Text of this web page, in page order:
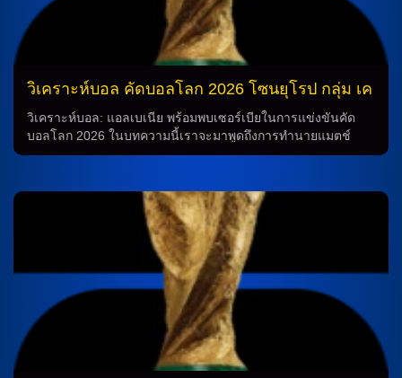
ทีมชาติสเปน เมื่อมองไปที่ฟอร์มล่าสุดที่แข็งแกร่งต่อเนื่อง และ
การเชื่อมั่นที่สูงขึ้น จึงทำให้เขามีความพร้อมที่จะแข่งขันอย่างดี
กับโปรตุเกส ในขณะเดียวกัน ทีมชาติโปรตุเกสก็ไม่เห็นว่าจะ
ทำให้ชะตากรรมของเกมเป็นไปในทางที่ง่าย โดยการระดมกำลัง
ที่ดีและฝีเท้าที่แข็งแกร่ง เขามีโอกาสที่จะทำให้สเปนต้องทำงาน
เพียงใดนัก การระบายความบางที่เป็นไปได้ จากประวัติการพบกัน
ระหว่างสเปนและโปรตุเกส และการเตรียมการของทั้งสองทีม
การทำนายในเกมนี้มีโอกาสที่จะมีผลลัพธ์ที่มีการแบ่งแต้มกัน โดย
ทั้งสองทีมมีความสามารถใกล้เคียงกัน ดังนั้น สำหรับผู้เล่นที่สนใจ
และโปรตุเกสให้ละเอียดอ่อน และไม่ควรพึ่งพิงเพียงแต่ประวัติการ
พบกันก่อนหน้า ฟอร์มล่าสุดของทีม การวิเคราะห์บอลระหว่าง
สเปนและโปรตุเกสต้องพิจารณาถึงฟอร์มล่าสุดของทั้งสองทีมเช่น
กัน เนื่องจากฟอร์มนี้ส่งผลต่อประสิทธิภาพและความมั่นคงของทีม
ในการแข่งขัน สำหรับสเปน การชนะเกมล่าสุดมีผลต่อสมรรถนะ
ที่ดีของทีม ทำให้เขามีความเชื่อมั่นและสมบูรณ์ในการเดิมพันกับ
โปรตุเกส ในขณะที่โปรตุเกสก็มีฟอร์มที่น่าทึ่งเช่นกัน ปัจจัยที่ส่ง
ผลต่อการทำนาย ปัจจัยมากมายที่ส่งผลต่อการทำนายในเกม
ระหว่างสเปนและโปรตุเกส เช่น สภาพอากาศในวันแข่งขัน
สถานที่จัดการแข่งขัน และการบรรลุผลลัพธ์ในเกมล่าสุดของทั้ง
สองทีม นอกจากนี้ จำนวนผู้บริหารที่ประสบความสำเร็จในการ
วิเคราะห์บอล คัดบอลโลก 2026 โซนยุโรป กลุ่ม เค
: แอลเบเนีย (2) -vs- เซอร์เบีย (-)
วิเคราะห์บอล: แอลเบเนีย พร้อมพบเซอร์เบียในการแข่งขันคัด
บอลโลก 2026 ในบทความนี้เราจะมาพูดถึงการทำนายแมตช์
ระหว่างทีมชาติแอลเบเนียกับเซอร์เบีย ทั้งสองทีมจะต้องพบกันใน
สำคัญมากสำหรับทั้งสองทีม การทำนายแมตช์ระหว่างแอลเบเนีย
กับเซอร์เบีย แมตช์ระหว่างทีมชาติแอลเบเนียและเซอร์เบียจะ
เป็นการชดเชยระหว่างทีมที่มีฟอร์มที่ดีกับทีมที่มีฟอร์มที่ยังไม่
แน่นอน แอลเบเนียมีฟอร์มที่ดีโดยไม่แพ้ใน 4 เกมล่าสุด ในขณะที่
เซอร์เบียเพิ่งชนะล่าสุดแต่ฟอร์มยังไม่แน่นอน ดังนั้นการทำนาย
ว่าใครจะชนะในการแข่งขันนี้ยังมีความสับสนอยู่ นักเตะที่ควรจะ
เป็นการเด้ง ในการเตรียมตัวก่อนการแข่งขันคัดบอลโลก 2026
ทั้งสองทีมได้เรียกนักเตะหลากหลายคนเข้าร่วมทีมชาติ เพื่อเตรียม
ตัวให้พร้อมที่จะต่อสู้ในการแข่งขันใหญ่ ในทีมแอลเบเนีย นักเตะ
สำคัญอย่าง คริสเตียน อัสญานี่, เอลเซอิด ไฮซาย, และโธมัส ส
ตราโคช่า จะมีบทบาทสำคัญในการช่วยทีม ส่วนเซอร์เบียก็เรียก